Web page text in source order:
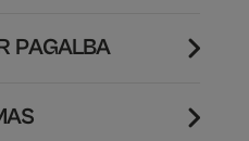
PAGALBA